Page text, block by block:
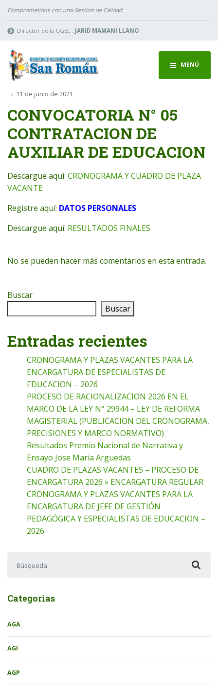
Comprometidos con una Gestion de Calidad
Director de la UGEL : JARID MAMANI LLANO
MENÚ
11 de junio de 2021
CONVOCATORIA N° 05
CONTRATACION DE
AUXILIAR DE EDUCACION
Descargue aquí: CRONOGRAMA Y CUADRO DE PLAZA
VACANTE
Registre aquí: DATOS PERSONALES
Descargue aquí: RESULTADOS FINALES
No se pueden hacer más comentarios en esta entrada.
Buscar
Buscar
Entradas recientes
CRONOGRAMA Y PLAZAS VACANTES PARA LA
ENCARGATURA DE ESPECIALISTAS DE
EDUCACION – 2026
PROCESO DE RACIONALIZACION 2026 EN EL
MARCO DE LA LEY N° 29944 – LEY DE REFORMA
MAGISTERIAL (PUBLICACION DEL CRONOGRAMA,
PRECISIONES Y MARCO NORMATIVO)
Resultados Premio Nacional de Narrativa y
Ensayo Jose Maria Arguedas
CUADRO DE PLAZAS VACANTES – PROCESO DE
ENCARGATURA 2026 » ENCARGATURA REGULAR
CRONOGRAMA Y PLAZAS VACANTES PARA LA
ENCARGATURA DE JEFE DE GESTIÓN
PEDAGÓGICA Y ESPECIALISTAS DE EDUCACION –
2026
Categorías
AGA
AGI
AGP